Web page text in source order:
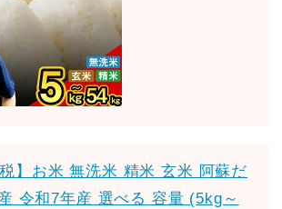
税】お米 無洗米 精米 玄米 阿蘇だ
令和7年産 選べる 容量 (5kg～